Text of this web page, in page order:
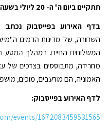
תתקיים ביום ה' ה- 20 ליולי בשעה 11:00.
בדף האירוע בפייסבוק נכתב:
השחורה, של מדינות הדמים
המשלוחים החיים. במהלך המסע
מחרידה, מתבוססים בצרכים של
האמוניה, הם מורעבים, מוכים,
לדף האירוע בפייסבוק:
events/1672083459531565/